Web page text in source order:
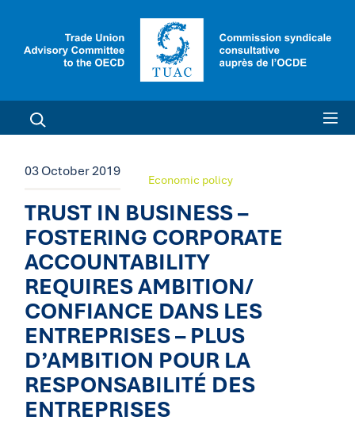
03 October 2019
Economic policy
TRUST IN BUSINESS –
FOSTERING CORPORATE
ACCOUNTABILITY
REQUIRES AMBITION/
CONFIANCE DANS LES
ENTREPRISES – PLUS
D’AMBITION POUR LA
RESPONSABILITÉ DES
ENTREPRISES